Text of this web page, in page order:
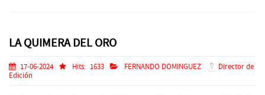
LA QUIMERA DEL ORO
17-06-2024 Hits: 1633 FERNANDO DOMINGUEZ
Director de
Edición